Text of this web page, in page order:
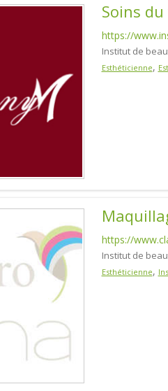
Soins
https://
Institut de
Esthéticienne,
https://
Institut de
Esthéticienne,